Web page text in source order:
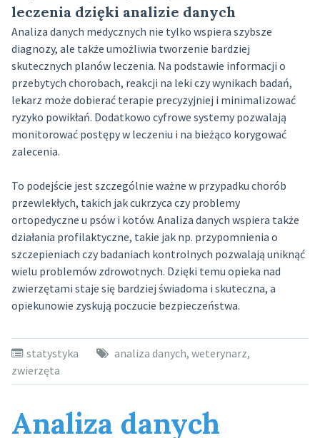
leczenia dzięki analizie danych
Analiza danych medycznych nie tylko wspiera szybsze
diagnozy, ale także umożliwia tworzenie bardziej
skutecznych planów leczenia. Na podstawie informacji o
przebytych chorobach, reakcji na leki czy wynikach badań,
lekarz może dobierać terapie precyzyjniej i minimalizować
ryzyko powikłań. Dodatkowo cyfrowe systemy pozwalają
monitorować postępy w leczeniu i na bieżąco korygować
zalecenia.
To podejście jest szczególnie ważne w przypadku chorób
przewlekłych, takich jak cukrzyca czy problemy
ortopedyczne u psów i kotów. Analiza danych wspiera także
działania profilaktyczne, takie jak np. przypomnienia o
szczepieniach czy badaniach kontrolnych pozwalają uniknąć
wielu problemów zdrowotnych. Dzięki temu opieka nad
zwierzętami staje się bardziej świadoma i skuteczna, a
opiekunowie zyskują poczucie bezpieczeństwa.
statystyka analiza danych, weterynarz,
zwierzęta
Analiza danych